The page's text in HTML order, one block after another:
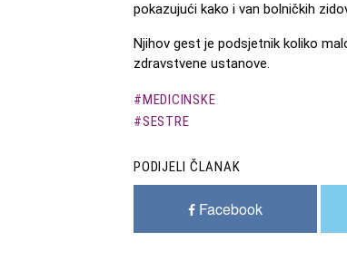
pokazujući kako i van bolničkih
Njihov gest je podsjetnik koliko
zdravstvene ustanove.
MEDICINSKE
SESTRE
PODIJELI ČLANAK
Facebook